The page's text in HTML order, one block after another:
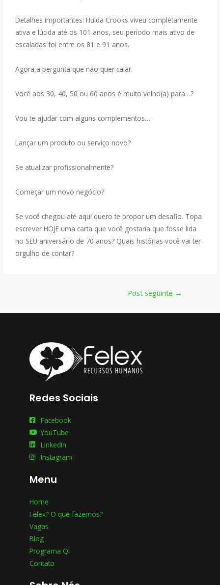
Detalhes importantes: Hulda Crooks viveu completamente
ativa e lúcida até os 101 anos, seu período mais ativo de
escaladas foi entre os 81 e 91 anos.
Agora a pergunta que não quer calar.
Você aos 30, 40, 50 ou 60 anos é muito velho(a) para…?
Vou te ajudar com alguns complementos…
Lançar um produto ou serviço novo?
Se atualizar profissionalmente?
Começar um novo negócio?
Se você chegou até aqui quero te propor um desafio. Topa
escrever HOJE uma carta que você gostaria que fosse lida
no SEU aniversário de 70 anos? Quais histórias você vai ter
orgulho de contar?
Post seguinte →
Redes Sociais
Facebook
YouTube
LinkedIn
Instagram
Menu
Home
Felex? O que fazemos?
Vagas
Blog
Programa QI
Contato